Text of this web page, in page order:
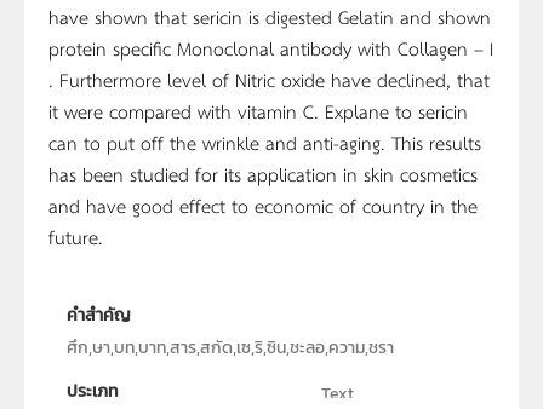
have shown that sericin is digested Gelatin and shown
protein specific Monoclonal antibody with Collagen – I
. Furthermore level of Nitric oxide have declined, that
it were compared with vitamin C. Explane to sericin
can to put off the wrinkle and anti-aging. This results
has been studied for its application in skin cosmetics
and have good effect to economic of country in the
future.
คำสำคัญ
ศึก,ษา,บท,บาท,สาร,สกัด,เซ,ริ,ซิน,ชะลอ,ความ,ชรา
ประเภท
Text